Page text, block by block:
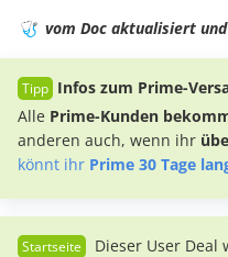
🩺 vom Doc aktualisiert
Infos zum Prime-
Alle Prime-Kunden
anderen auch, wenn ihr
könnt ihr Prime 30 Tage
Dieser User Deal